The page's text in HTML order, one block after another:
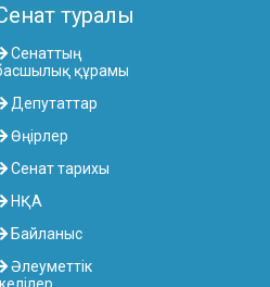
туралы
Сенаттың
құрамы
Депутаттар
Өңірлер
Сенат тарихы
НҚА
Байланыс
Әлеуметтік